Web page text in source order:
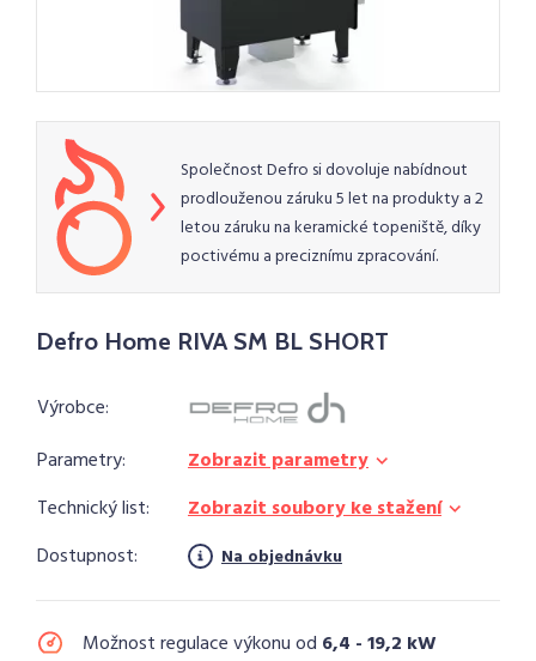
Společnost Defro si dovoluje nabídnout
prodlouženou záruku 5 let na produkty a 2
letou záruku na keramické topeniště, díky
poctivému a preciznímu zpracování.
Defro Home RIVA SM BL SHORT
Výrobce:
Parametry:
Zobrazit parametry
Technický list:
Zobrazit soubory ke stažení
Dostupnost:
Na objednávku
Možnost regulace výkonu od 6,4 - 19,2 kW